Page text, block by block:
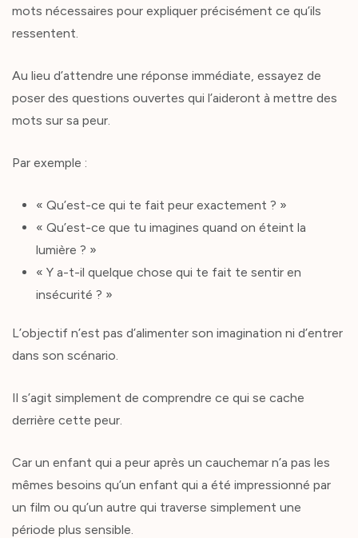
mots nécessaires pour expliquer précisément ce qu’ils
ressentent.
Au lieu d’attendre une réponse immédiate, essayez de
poser des questions ouvertes qui l’aideront à mettre des
mots sur sa peur.
Par exemple :
« Qu’est-ce qui te fait peur exactement ? »
« Qu’est-ce que tu imagines quand on éteint la
lumière ? »
« Y a-t-il quelque chose qui te fait te sentir en
insécurité ? »
L’objectif n’est pas d’alimenter son imagination ni d’entrer
dans son scénario.
Il s’agit simplement de comprendre ce qui se cache
derrière cette peur.
Car un enfant qui a peur après un cauchemar n’a pas les
mêmes besoins qu’un enfant qui a été impressionné par
un film ou qu’un autre qui traverse simplement une
période plus sensible.